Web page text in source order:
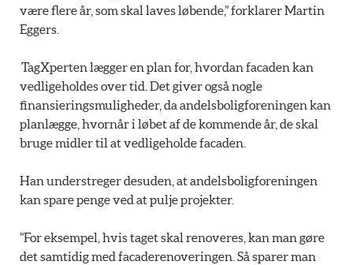
være flere år, som skal laves løbende,” forklarer Martin
Eggers.
TagXperten lægger en plan for, hvordan facaden kan
vedligeholdes over tid. Det giver også nogle
finansieringsmuligheder, da andelsboligforeningen kan
planlægge, hvornår i løbet af de kommende år, de skal
bruge midler til at vedligeholde facaden.
Han understreger desuden, at andelsboligforeningen
kan spare penge ved at pulje projekter.
”For eksempel, hvis taget skal renoveres, kan man gøre
det samtidig med facaderenoveringen. Så sparer man